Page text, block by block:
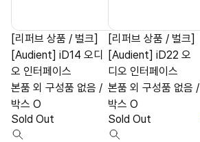
[리퍼브 상품 / 벌크]
[Audient] iD14 오디
오 인터페이스
본품 외 구성품 없음 /
박스 O
Sold Out
[리퍼브 상품 / 벌크]
[Audient] iD22 오
디오 인터페이스
본품 외 구성품 없음 /
박스 O
Sold Out